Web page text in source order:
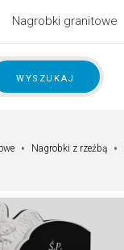
Nagrobki granitowe
wyszukaj
Nagrobki z rzeźbą